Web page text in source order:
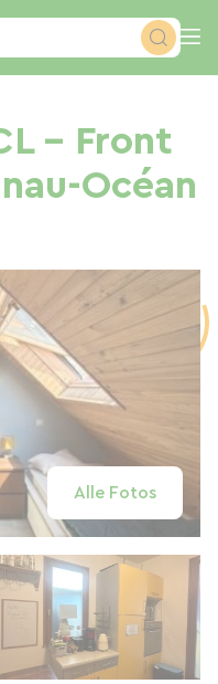
– Front
Océan
Alle Fotos